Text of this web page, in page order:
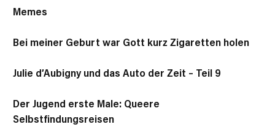
Memes
Bei meiner Geburt war Gott kurz Zigaretten holen
Julie d’Aubigny und das Auto der Zeit – Teil 9
Der Jugend erste Male: Queere
Selbstfindungsreisen